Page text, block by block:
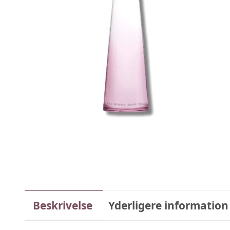
Beskrivelse Yderligere information